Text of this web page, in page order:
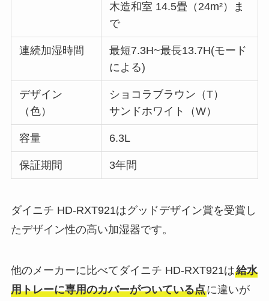
木造和室 14.5畳（24m²）ま
で
連続加湿時間
最短7.3H~最長13.7H(モード
による)
デザイン
（色）
ショコラブラウン（T）
サンドホワイト（W）
容量 6.3L
保証期間 3年間
ダイニチ HD-RXT921はグッドデザイン賞を受賞し
たデザイン性の高い加湿器です。
他のメーカーに比べてダイニチ HD-RXT921は給水
用トレーに専用のカバーがついている点に違いが